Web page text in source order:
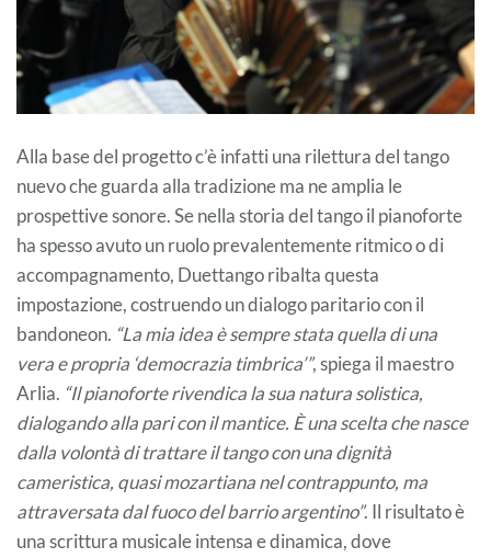
Alla base del progetto c’è infatti una rilettura del tango
nuevo che guarda alla tradizione ma ne amplia le
prospettive sonore. Se nella storia del tango il pianoforte
ha spesso avuto un ruolo prevalentemente ritmico o di
accompagnamento, Duettango ribalta questa
impostazione, costruendo un dialogo paritario con il
bandoneon. “La mia idea è sempre stata quella di una
vera e propria ‘democrazia timbrica’”, spiega il maestro
Arlia. “Il pianoforte rivendica la sua natura solistica,
dialogando alla pari con il mantice. È una scelta che nasce
dalla volontà di trattare il tango con una dignità
cameristica, quasi mozartiana nel contrappunto, ma
attraversata dal fuoco del barrio argentino”. Il risultato è
una scrittura musicale intensa e dinamica, dove